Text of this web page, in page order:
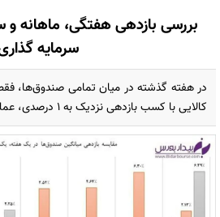
بررسی بازدهی هفتگی، ماهانه
سرمایه‌
در هفته گذشته در میان تمامی صندوق‌ها،
کالایی با کسب بازدهی نزدیک به ١ درصدی، عملکرد قابل قبولی داشتند.